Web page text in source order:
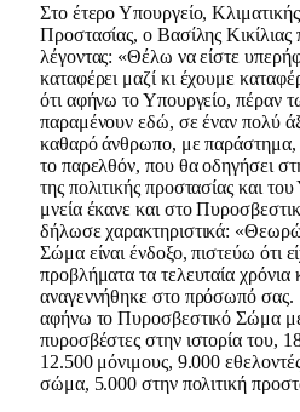
Στο έτερο Υπουργείο,
Προστασίας, ο Βασίλης
λέγοντας: «Θέλω να είστε
καταφέρει μαζί κι έχουμε
ότι αφήνω το Υπουργείο, πέραν
παραμένουν εδώ, σε έναν πολύ
καθαρό άνθρωπο, με παράστημα,
το παρελθόν, που θα οδηγήσει
της πολιτικής προστασίας και
μνεία έκανε και στο
δήλωσε χαρακτηριστικά:
Σώμα είναι ένδοξο, πιστεύω ότι
προβλήματα τα τελευταία χρόνια
αναγεννήθηκε στο πρόσωπό
αφήνω το Πυροσβεστικό Σώμα
πυροσβέστες στην ιστορία του,
12.500 μόνιμους, 9.000
σώμα, 5.000 στην πολιτική